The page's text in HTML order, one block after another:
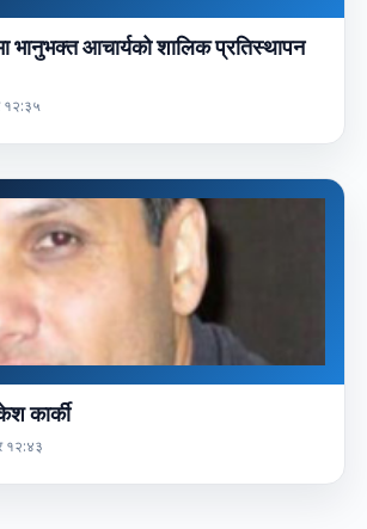
भानुभक्त आचार्यको शालिक प्रतिस्थापन
१२:३५
कार्की
१२:४३